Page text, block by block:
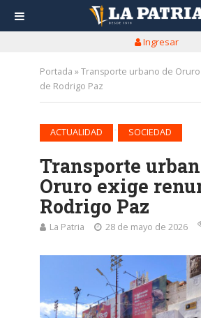
Ingresar
Portada »Transporte urbano de
de Rodrigo Paz
ACTUALIDAD SOCIEDAD
Transporte
Oruro exige
Rodrigo Paz
La Patria 28 de mayo de 2026